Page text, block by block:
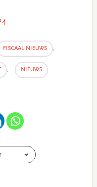
FISCAAL NIEUWS ,
, NIEUWS